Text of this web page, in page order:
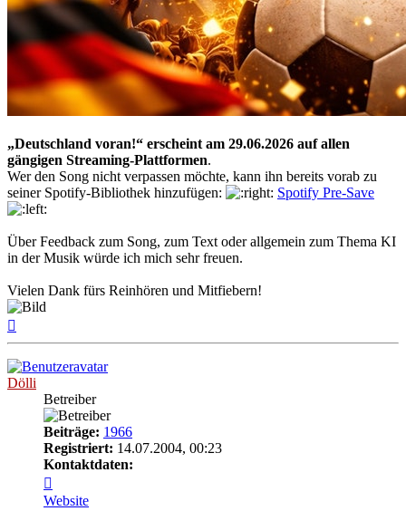
„Deutschland voran!“ erscheint am 29.06.2026 auf allen
gängigen Streaming-Plattformen.
Wer den Song nicht verpassen möchte, kann ihn bereits vorab zu
seiner Spotify-Bibliothek hinzufügen:
Spotify Pre-Save
Über Feedback zum Song, zum Text oder allgemein zum Thema KI
in der Musik würde ich mich sehr freuen.
Vielen Dank fürs Reinhören und Mitfiebern!
Dölli
Betreiber
Beiträge: 1966
Registriert: 14.07.2004, 00:23
Kontaktdaten:
von
Website